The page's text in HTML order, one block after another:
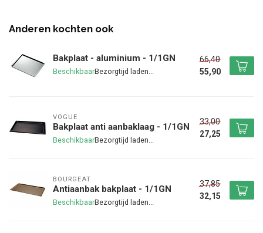
Anderen kochten ook
Bakplaat - aluminium - 1/1GN
Beschikbaar
66,40
55,90
VOGUE
Bakplaat anti aanbaklaag - 1/1GN
Beschikbaar
33,00
27,25
BOURGEAT
Antiaanbak bakplaat - 1/1GN
Beschikbaar
37,85
32,15